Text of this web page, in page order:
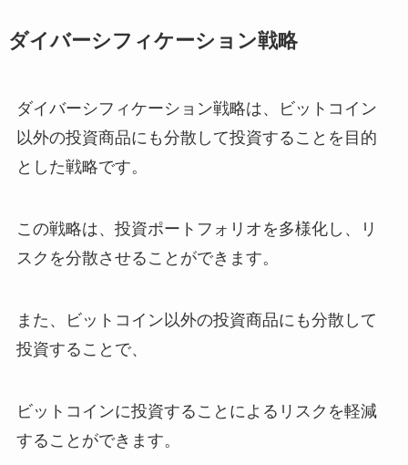
ダイバーシフィケーション戦略
ダイバーシフィケーション戦略は、ビットコイン
以外の投資商品にも分散して投資することを目的
とした戦略です。
この戦略は、投資ポートフォリオを多様化し、リ
スクを分散させることができます。
また、ビットコイン以外の投資商品にも分散して
投資することで、
ビットコインに投資することによるリスクを軽減
することができます。